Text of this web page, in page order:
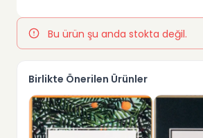
Bu ürün şu anda stokta değil.
Birlikte Önerilen Ürünler